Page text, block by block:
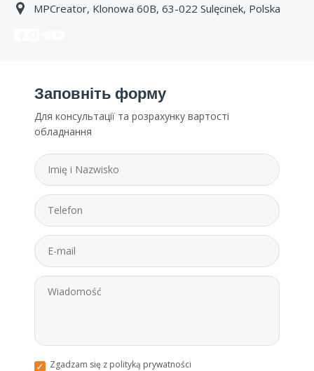
MPCreator, Klonowa 60B, 63-022 Sulęcinek, Polska
Заповніть форму
Для консультації та розрахунку вартості
обладнання
Zgadzam się z polityką prywatności